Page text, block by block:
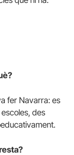
fer Navarra: es
des